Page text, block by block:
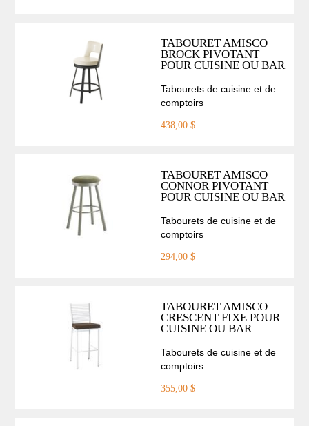
TABOURET AMISCO
BROCK PIVOTANT
POUR CUISINE OU BAR
Tabourets de cuisine et de
comptoirs
438,00 $
TABOURET AMISCO
CONNOR PIVOTANT
POUR CUISINE OU BAR
Tabourets de cuisine et de
comptoirs
294,00 $
TABOURET AMISCO
CRESCENT FIXE POUR
CUISINE OU BAR
Tabourets de cuisine et de
comptoirs
355,00 $